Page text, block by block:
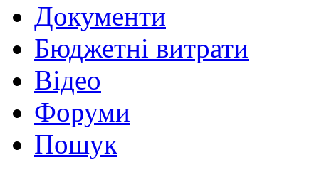
Документи
Бюджетні витрати
Відео
Форуми
Пошук